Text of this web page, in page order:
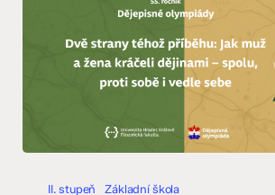
olympiáda
II. stupeň Základní škola